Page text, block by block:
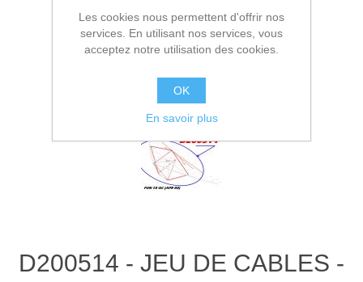
D200514 - JEU DE CABLES -
Les cookies nous permettent d'offrir nos
services. En utilisant nos services, vous
acceptez notre utilisation des cookies.
OK
En savoir plus